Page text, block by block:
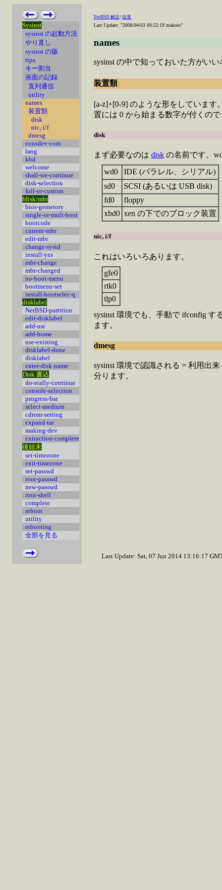
Sysinst
sysinst の起動方法
やり直し
sysinst の版
tips
キー割当
画面の記録
直列通信
utility
names
装置類
disk
nic, i/f
dmesg
consdev-com
lang
kbd
welcome
shall-we-continue
disk-selection
full-or-custom
fdisk/mbr
bios-gemetory
single-or-mult-boot
bootcode
current-mbr
edit-mbr
change-sysid
install-yes
mbr-change
mbr-changed
no-boot-menu
bootmenu-set
install-bootselec-q
disklabel
NetBSD-partition
edit-disklabel
add-usr
add-home
use-existing
disklabel-done
disklabel
enter-disk-name
Disk 書込
do-really-continue
console-selection
progress-bar
select-medium
cdrom-setting
expand-tar
making-dev
extraction-complete
後始末
set-timezone
exit-timezone
set-passwd
root-passwd
new-passwd
root-shell
complete
reboot
utility
rebooting
全部を見る
NetBSD 解説 設置
Last Update: "2008/04/03 09:52:19 makoto"
names
sysinst の中で知っておいた方がい
装置類
[a-z]+[0-9] のような形をしていま
置には 0 から始まる数字が付くの
disk
まず必要なのは disk の名前です。
wd0
IDE (パラレル、シリアル)
sd0
SCSI (あるいは USB disk)
fd0
floppy
xbd0 xen の下でのブロック装置
nic, i/f
これはいろいろあります。
gfe0
rtk0
tlp0
sysinst 環境でも、手動で ifconfig す
ます。
dmesg
sysinst 環境で認識される = 利用出
分ります。
Last Update: Sat, 07 Jun 2014 13:16:17